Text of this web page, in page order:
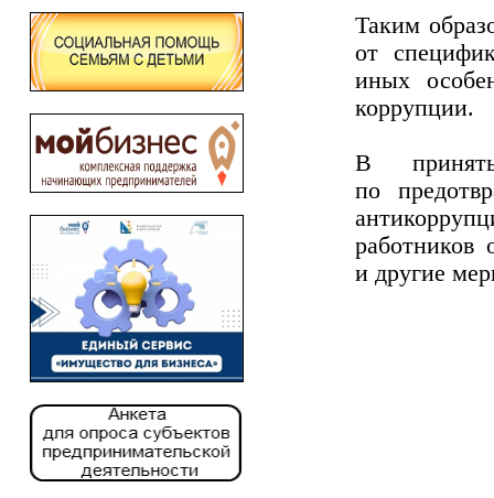
Таким
от
иных
коррупции.
В
по
работников
и другие